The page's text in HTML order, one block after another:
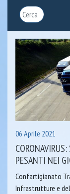
06 Aprile 2021
PESANTI NEI
Confartigianato
Infrastrutture e